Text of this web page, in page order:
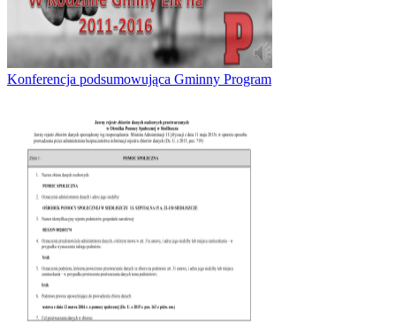
Konferencja podsumowująca Gminny Program